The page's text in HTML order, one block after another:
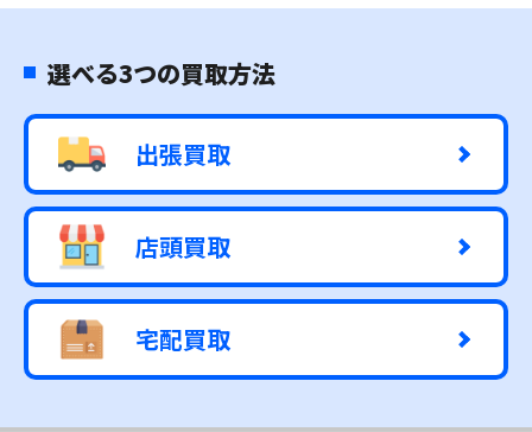
選べる3つの買取方法
出張買取
店頭買取
宅配買取